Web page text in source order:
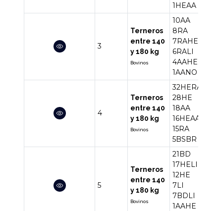
1HEAA
3
Terneros
entre 140
y 180 kg
Bovinos
10AA
8RA
7RAHE
6RALI
4AAHE
1AANO
4
Terneros
entre 140
y 180 kg
Bovinos
32HERA
28HE
18AA
16HEAA
15RA
5BSBR
5
Terneros
entre 140
y 180 kg
Bovinos
21BD
17HELI
12HE
7LI
7BDLI
1AAHE